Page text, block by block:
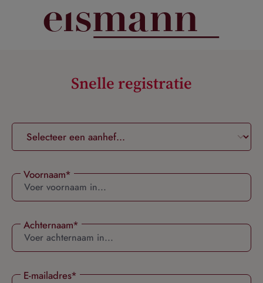
Snelle registratie
Voornaam*
Achternaam*
E-mailadres*